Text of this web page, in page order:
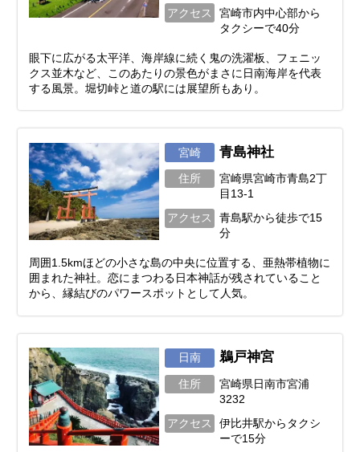
アクセス
宮崎市内中心部から
タクシーで40分
眼下に広がる太平洋、海岸線に続く鬼の洗濯板、フェニッ
クス並木など、このあたりの景色がまさに日南海岸を代表
する風景。堀切峠と道の駅には展望所もあり。
宮崎 青島神社
住所
宮崎県宮崎市青島2丁
目13-1
アクセス
青島駅から徒歩で15
分
周囲1.5kmほどの小さな島の中央に位置する、亜熱帯植物に
囲まれた神社。恋にまつわる日本神話が残されていること
から、縁結びのパワースポットとして人気。
日南 鵜戸神宮
住所
宮崎県日南市宮浦
3232
アクセス
伊比井駅からタクシ
ーで15分